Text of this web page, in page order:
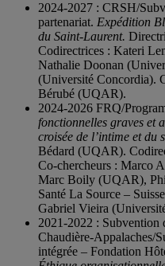
2024-2027 : CRSH/
partenariat. Expédition
du Saint-Laurent.
Codirectrices : Kateri
Nathalie Doonan
(Université Concordia).
Bérubé (UQAR).
2024-2026 FRQ/
fonctionnelles graves et
croisée de l’intime et du
Bédard (UQAR).
Co-chercheurs : Marco
Marc Boily (UQAR),
Santé La Source –
Gabriel Vieira
2021-2022 : Subvention
Chaudière-Appalaches/
intégrée – Fondation